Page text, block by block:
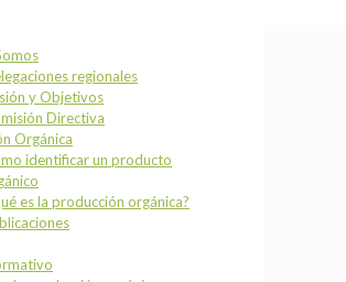
regionales
y Objetivos
Directiva
Orgánica
identificar un producto
es la producción orgánica?